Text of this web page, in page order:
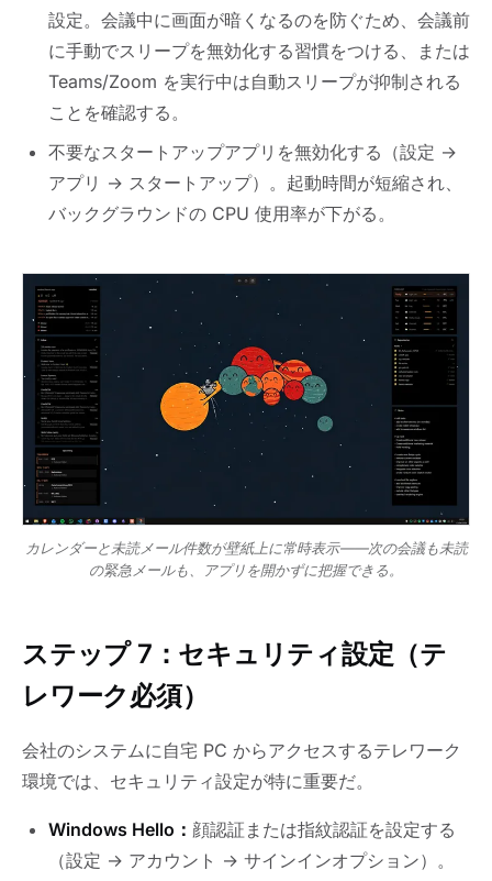
設定。会議中に画面が暗くなるのを防ぐため、会議前
に手動でスリープを無効化する習慣をつける、または
Teams/Zoom を実行中は自動スリープが抑制される
ことを確認する。
不要なスタートアップアプリを無効化する（設定 →
アプリ → スタートアップ）。起動時間が短縮され、
バックグラウンドの CPU 使用率が下がる。
カレンダーと未読メール件数が壁紙上に常時表示——次の会議も未読
の緊急メールも、アプリを開かずに把握できる。
ステップ 7：セキュリティ設定（テ
レワーク必須）
会社のシステムに自宅 PC からアクセスするテレワーク
環境では、セキュリティ設定が特に重要だ。
Windows Hello： 顔認証または指紋認証を設定する
（設定 → アカウント → サインインオプション）。